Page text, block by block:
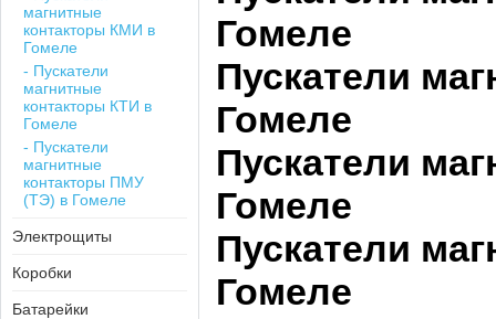
магнитные
контакторы КМИ в
Гомеле
- Пускатели
магнитные
контакторы КТИ в
Гомеле
- Пускатели
магнитные
контакторы ПМУ
(ТЭ) в Гомеле
Электрощиты
Коробки
Батарейки
Гомеле
Пускатели
Гомеле
Пускатели
Гомеле
Пускатели
Гомеле